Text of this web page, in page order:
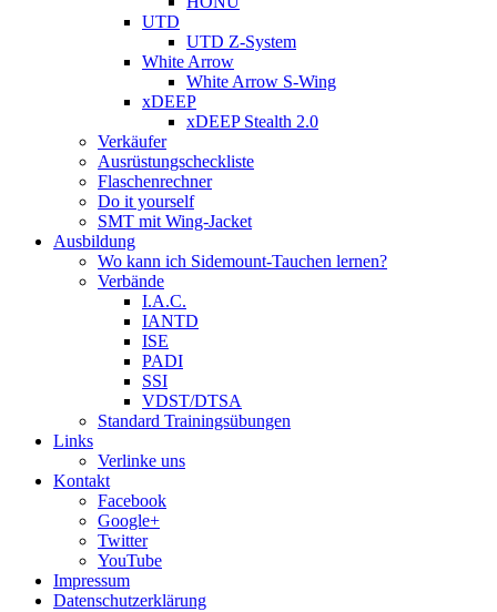
UTD
UTD Z-System
White Arrow
White Arrow S-Wing
xDEEP
xDEEP Stealth 2.0
Verkäufer
Ausrüstungscheckliste
Flaschenrechner
Do it yourself
SMT mit Wing-Jacket
Ausbildung
Wo kann ich Sidemount-Tauchen lernen?
Verbände
I.A.C.
IANTD
ISE
PADI
SSI
VDST/DTSA
Standard Trainingsübungen
Links
Verlinke uns
Kontakt
Facebook
Google+
Twitter
YouTube
Impressum
Datenschutzerklärung